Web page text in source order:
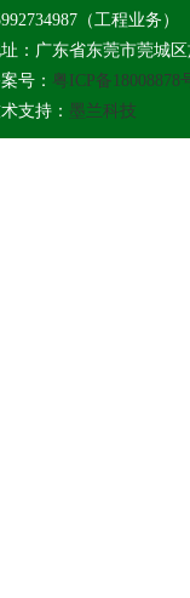
（工程业务）
：广东省东莞市莞城
号： 粤ICP备18008878
支持： 墨兰科技